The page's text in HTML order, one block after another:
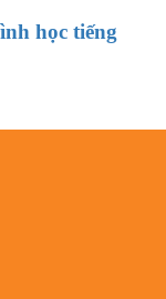
học tiếng